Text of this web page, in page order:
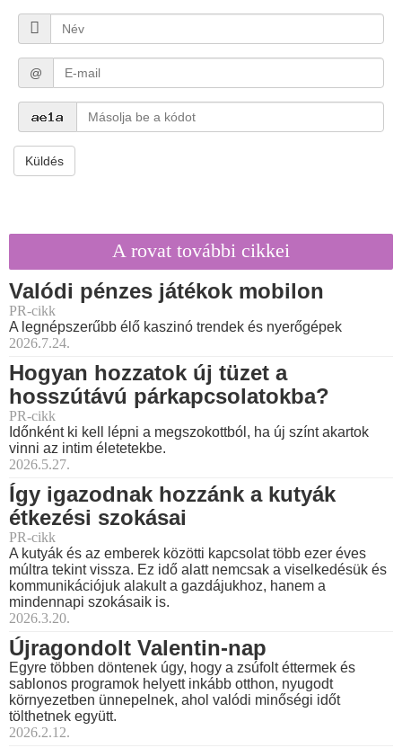
@
Küldés
A rovat további cikkei
Valódi pénzes játékok mobilon
PR-cikk
A legnépszerűbb élő kaszinó trendek és nyerőgépek
2026.7.24.
Hogyan hozzatok új tüzet a
hosszútávú párkapcsolatokba?
PR-cikk
Időnként ki kell lépni a megszokottból, ha új színt akartok
vinni az intim életetekbe.
2026.5.27.
Így igazodnak hozzánk a kutyák
étkezési szokásai
PR-cikk
A kutyák és az emberek közötti kapcsolat több ezer éves
múltra tekint vissza. Ez idő alatt nemcsak a viselkedésük és
kommunikációjuk alakult a gazdájukhoz, hanem a
mindennapi szokásaik is.
2026.3.20.
Újragondolt Valentin-nap
Egyre többen döntenek úgy, hogy a zsúfolt éttermek és
sablonos programok helyett inkább otthon, nyugodt
környezetben ünnepelnek, ahol valódi minőségi időt
tölthetnek együtt.
2026.2.12.